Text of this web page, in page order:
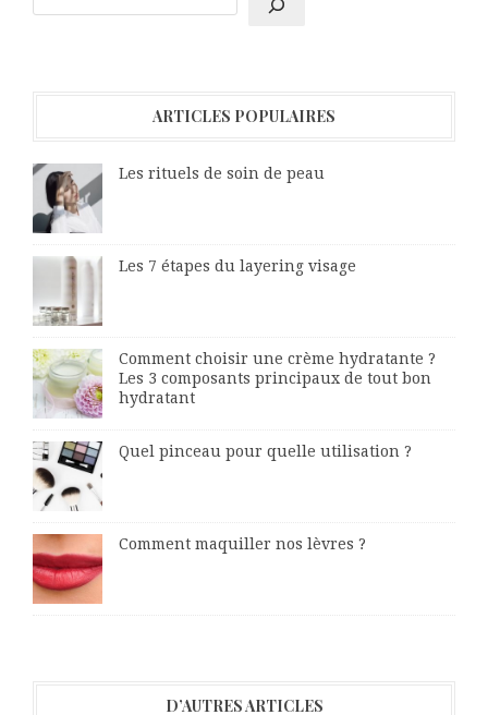
ARTICLES POPULAIRES
Les rituels de soin de peau
Les 7 étapes du layering visage
Comment choisir une crème hydratante ?
Les 3 composants principaux de tout bon
hydratant
Quel pinceau pour quelle utilisation ?
Comment maquiller nos lèvres ?
D’AUTRES ARTICLES